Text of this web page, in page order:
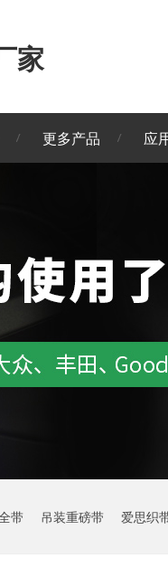
家
更多产品 应
带 吊装重磅带 爱思织